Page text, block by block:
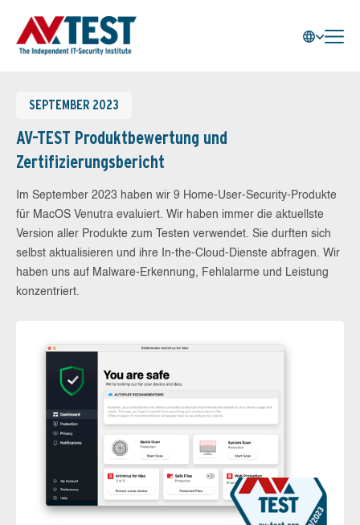
SEPTEMBER 2023
AV-TEST Produktbewertung und
Zertifizierungsbericht
Im September 2023 haben wir 9 Home-User-Security-Produkte
für MacOS Venutra evaluiert. Wir haben immer die aktuellste
Version aller Produkte zum Testen verwendet. Sie durften sich
selbst aktualisieren und ihre In-the-Cloud-Dienste abfragen. Wir
haben uns auf Malware-Erkennung, Fehlalarme und Leistung
konzentriert.